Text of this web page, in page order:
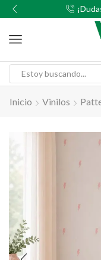
Inicio Vinilos